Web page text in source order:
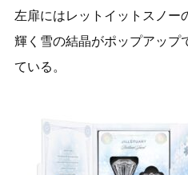
左扉にはレットイットスノー
輝く雪の結晶がポップアップ
ている。